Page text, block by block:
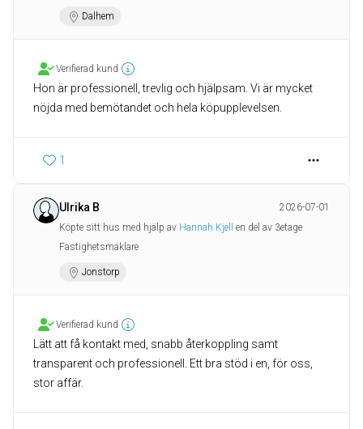
Dalhem
Verifierad kund
Hon är professionell, trevlig och hjälpsam. Vi är mycket
nöjda med bemötandet och hela köpupplevelsen.
1
Ulrika B
2026-07-01
Köpte sitt hus med hjälp av Hannah Kjell
en del av 3etage
Fastighetsmäklare
Jonstorp
Verifierad kund
Lätt att få kontakt med, snabb återkoppling samt
transparent och professionell. Ett bra stöd i en, för oss,
stor affär.